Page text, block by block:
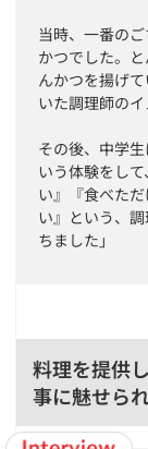
当時、一番の
かつでした。
んかつを揚げ
いた調理師のイ
その後、中学
いう体験をし
い』『食べた
い』という、
ちました」
料理を提供
事に魅せら